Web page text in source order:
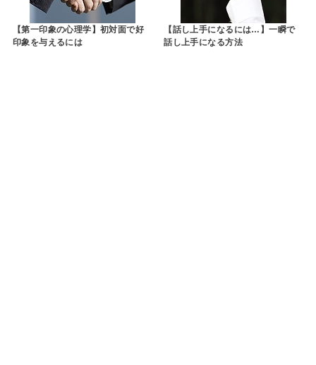
【第一印象の心理学】初対面で好
印象を与えるには
【話し上手になるには…】一瞬で
話し上手になる方法